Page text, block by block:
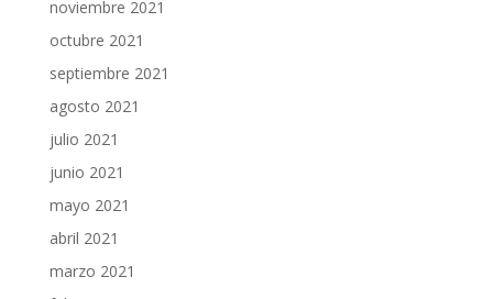
noviembre 2021
octubre 2021
septiembre 2021
agosto 2021
julio 2021
junio 2021
mayo 2021
abril 2021
marzo 2021